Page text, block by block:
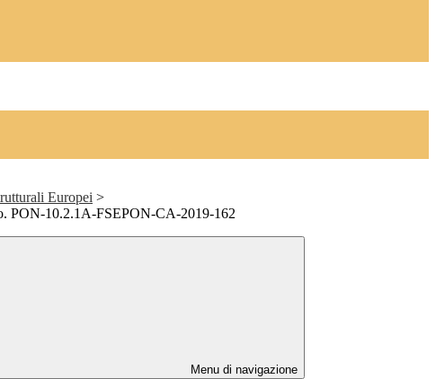
Europei >
PON-10.2.1A-FSEPON-CA-2019-162
Menu di navigazione